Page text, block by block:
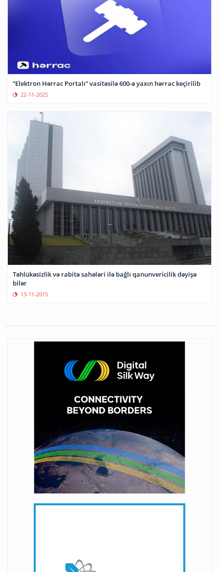
“Elektron Hərrac Portalı” vasitəsilə 600-ə yaxın hərrac keçirilib
22-11-2025
Təhlükəsizlik və rabitə sahələri ilə bağlı qanunvericilik dəyişə
bilər
13-11-2015